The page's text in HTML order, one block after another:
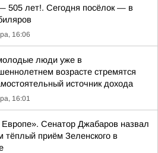
505 лет!. Сегодня посёлок — в
16:06
люди уже в
возрасте стремятся
источник дохода
16:01
Европе». Сенатор Джабаров назвал
тёплый приём Зеленского в